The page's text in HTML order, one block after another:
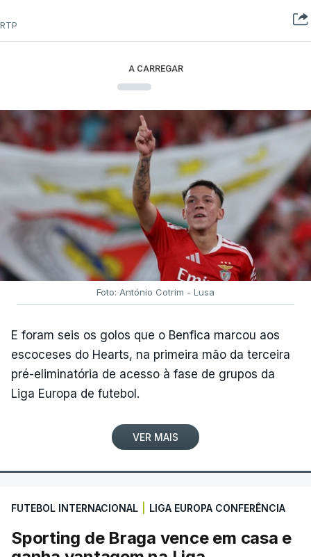
RTP
A CARREGAR
Foto: António Cotrim - Lusa
E foram seis os golos que o Benfica marcou aos
escoceses do Hearts, na primeira mão da terceira
pré-eliminatória de acesso à fase de grupos da
Liga Europa de futebol.
VER MAIS
FUTEBOL INTERNACIONAL LIGA EUROPA CONFERÊNCIA
Sporting de Braga vence em casa e